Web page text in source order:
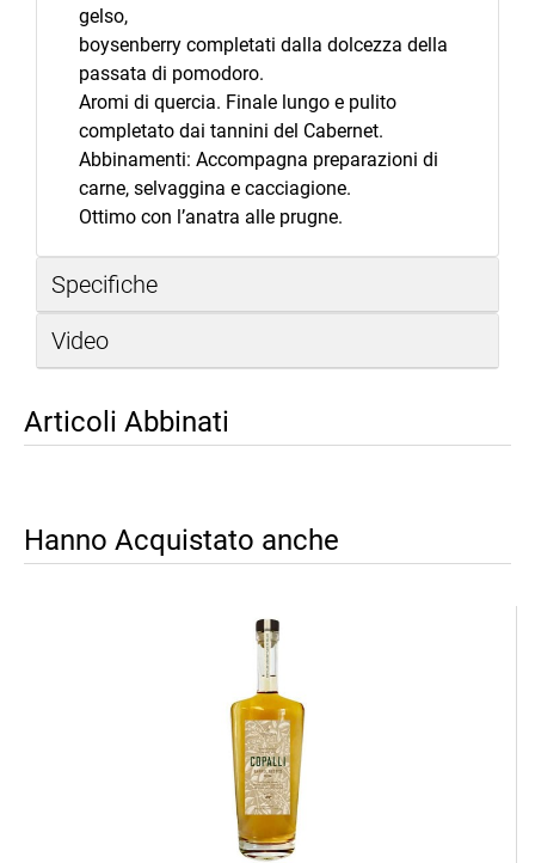
gelso,
boysenberry completati dalla dolcezza della
passata di pomodoro.
Aromi di quercia. Finale lungo e pulito
completato dai tannini del Cabernet.
Abbinamenti: Accompagna preparazioni di
carne, selvaggina e cacciagione.
Ottimo con l’anatra alle prugne.
Specifiche
Video
Articoli Abbinati
Hanno Acquistato anche